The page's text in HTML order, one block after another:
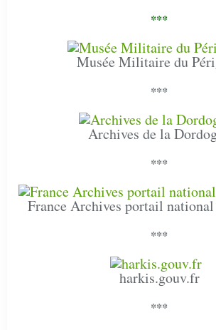
***
Musée Militaire du
***
Archives de la
***
France Archives portail
***
harkis.gouv.fr
***